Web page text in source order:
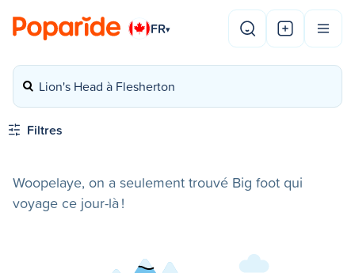
FR▾
Lion's Head à Flesherton
Filtres
Woopelaye, on a seulement trouvé Big foot qui
voyage ce jour-là !